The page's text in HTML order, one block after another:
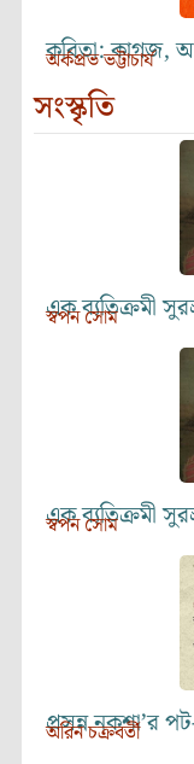
কবিতা: কাগজ,
অর্কপ্রভ ভট্টাচার্য
সংস্কৃতি
এক ব্যতিক্রমী
স্বপন সোম
এক ব্যতিক্রমী
স্বপন সোম
প্রসন্ন নকশা’র
অরিন চক্রবর্তী